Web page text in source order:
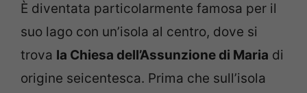
È diventata particolarmente famosa per il
suo lago con un’isola al centro, dove si
trova la Chiesa dell’Assunzione di Maria di
origine seicentesca. Prima che sull’isola